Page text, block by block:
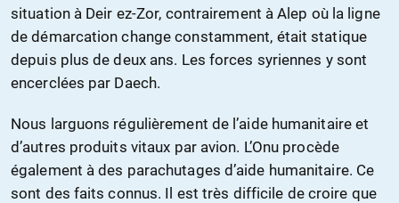
situation à Deir ez-Zor, contrairement à Alep où la ligne
de démarcation change constamment, était statique
depuis plus de deux ans. Les forces syriennes y sont
encerclées par Daech.
Nous larguons régulièrement de l’aide humanitaire et
d’autres produits vitaux par avion. L’Onu procède
également à des parachutages d’aide humanitaire. Ce
sont des faits connus. Il est très difficile de croire que